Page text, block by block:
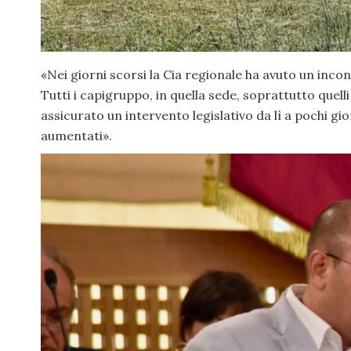
«Nei giorni scorsi la Cia regionale ha avuto un
Tutti i capigruppo, in quella sede, soprattutto
assicurato un intervento legislativo da lì a pochi
aumentati».